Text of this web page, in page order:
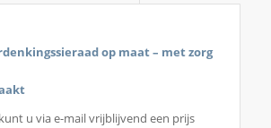
op maat – met zorg
u via e-mail vrijblijvend een prijs